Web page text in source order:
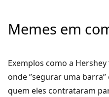
Memes em
Exemplos como a
onde ”segurar uma
quem eles contrataram